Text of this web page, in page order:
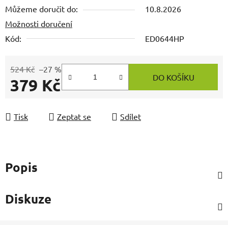
Můžeme doručit do:
10.8.2026
Možnosti doručení
Kód:
ED0644HP
524 Kč –27 %
379 Kč DO KOŠÍKU
Tisk Zeptat se Sdílet
Popis
Diskuze